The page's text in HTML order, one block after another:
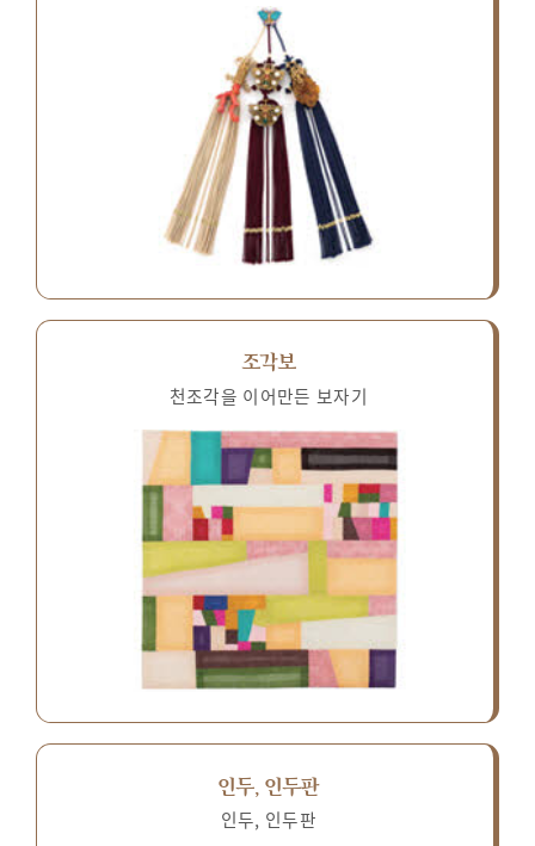
조각보
천조각을 이어만든 보자기
인두, 인두판
인두, 인두판